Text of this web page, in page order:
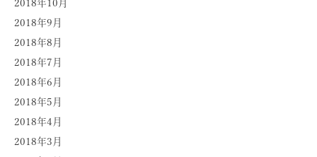
2018年10月
2018年9月
2018年8月
2018年7月
2018年6月
2018年5月
2018年4月
2018年3月